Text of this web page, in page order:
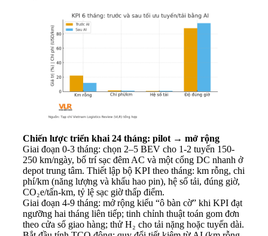
Chiến lược triển khai 24 tháng: pilot → mở rộng
Giai đoạn 0-3 tháng: chọn 2–5 BEV cho 1-2 tuyến 150-
250 km/ngày, bố trí sạc đêm AC và một cổng DC nhanh ở
depot trung tâm. Thiết lập bộ KPI theo tháng: km rỗng, chi
phí/km (năng lượng và khấu hao pin), hệ số tải, đúng giờ,
CO₂e/tấn-km, tỷ lệ sạc giờ thấp điểm.
Giai đoạn 4-9 tháng: mở rộng kiểu “ô bàn cờ” khi KPI đạt
ngưỡng hai tháng liên tiếp; tinh chỉnh thuật toán gom đơn
theo cửa sổ giao hàng; thử H₂ cho tải nặng hoặc tuyến dài.